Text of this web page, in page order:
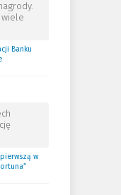
wiele
Banku
w